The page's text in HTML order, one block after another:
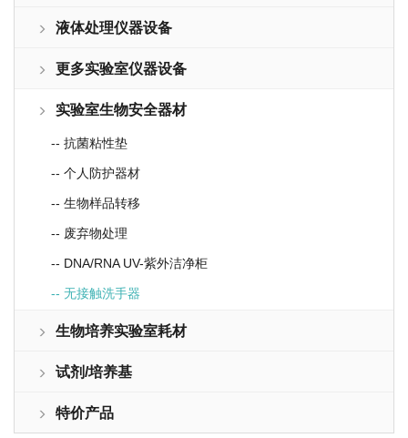
液体处理仪器设备
更多实验室仪器设备
实验室生物安全器材
-- 抗菌粘性垫
-- 个人防护器材
-- 生物样品转移
-- 废弃物处理
-- DNA/RNA UV-紫外洁净柜
-- 无接触洗手器
生物培养实验室耗材
试剂/培养基
特价产品